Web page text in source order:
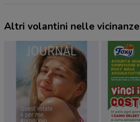
Altri volantini nelle vicinanze